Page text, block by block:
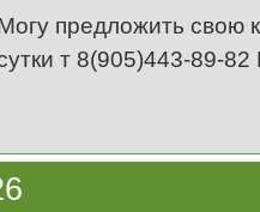
предложить свою
т 8(905)443-89-82